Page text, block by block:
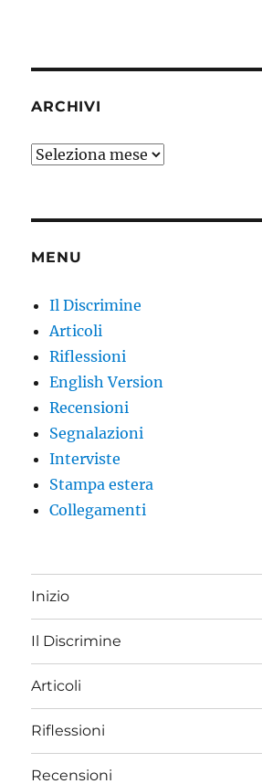
ARCHIVI
Archivi
MENU
Il Discrimine
Articoli
Riflessioni
English Version
Recensioni
Segnalazioni
Interviste
Stampa estera
Collegamenti
Inizio
Il Discrimine
Articoli
Riflessioni
Recensioni